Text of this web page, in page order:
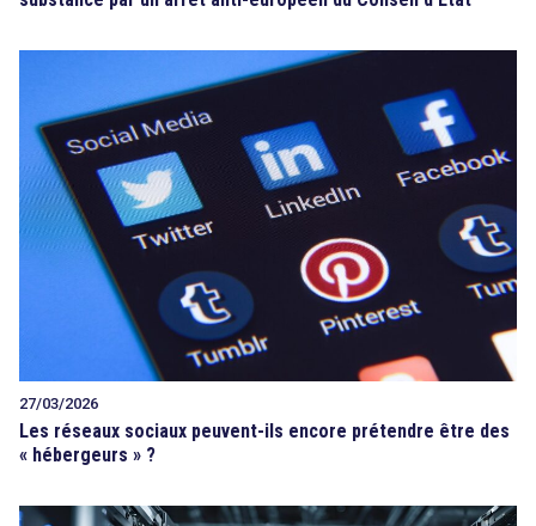
27/03/2026
Les réseaux sociaux peuvent-ils encore prétendre être des
« hébergeurs » ?